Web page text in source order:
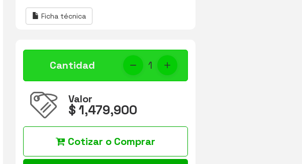
Ficha técnica
Cantidad 1
Valor
$ 1,479,900
Cotizar o Comprar